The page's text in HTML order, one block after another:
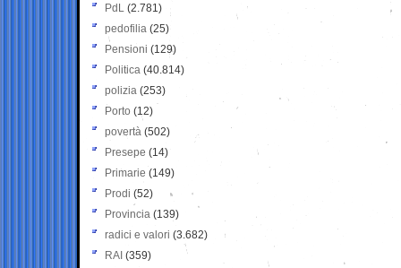
PdL (2.781)
pedofilia (25)
Pensioni (129)
Politica (40.814)
polizia (253)
Porto (12)
povertà (502)
Presepe (14)
Primarie (149)
Prodi (52)
Provincia (139)
radici e valori (3.682)
RAI (359)